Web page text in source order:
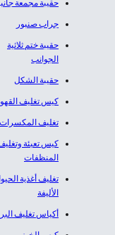
حقيبة مجمعة
جراب صنبور
حقيبة ختم ثلاثية
الجوانب
حقيبة الشكل
كيس تغليف
تغليف المكسرات
كيس تعبئة
المنظفات
تغليف أغذية
الأليفة
أكياس تغليف